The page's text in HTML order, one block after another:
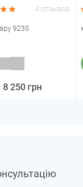
4 отзывов
9235
8 250 грн